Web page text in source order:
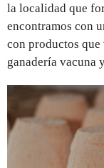
la localidad que
encontramos con
con productos que
ganadería vacuna